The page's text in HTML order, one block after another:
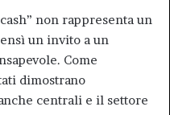
non rappresenta un
un invito a un
Come
dimostrano
centrali e il settore